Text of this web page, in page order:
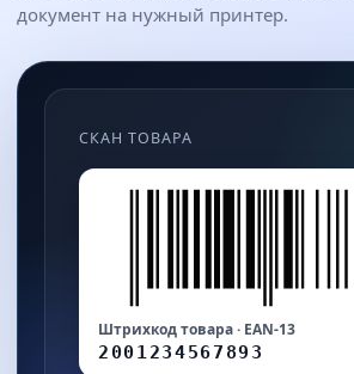
документ на нужный принтер.
СКАН ТОВАРА
Штрихкод товара · EAN‑13
2001234567893